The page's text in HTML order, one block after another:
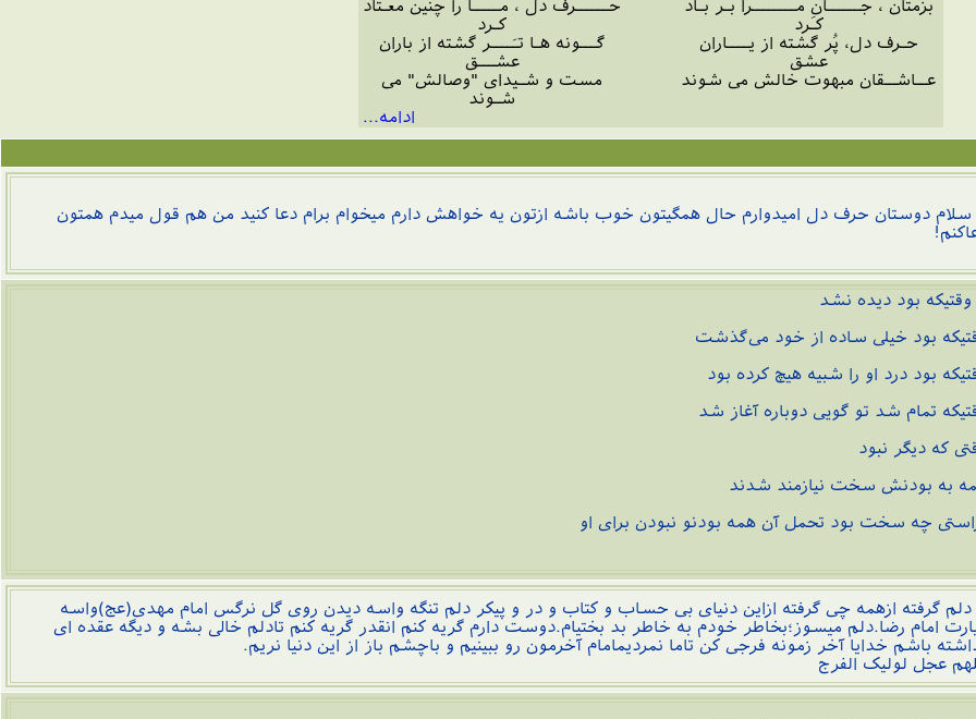
بزمتان ، جــــــانِ مــــــــرا بـر بـاد
كـرد
حــــــرف دل ، مـــــا را چنین معـتاد
كـرد
حـرف دل، پُر گشته از یــــاران
عشق
گـــونه هـا تـَــــر گشته از باران
عشـــق
عــاشــقان مبهوت خالش می شوند
مست و شـیدای "وصالش" می
شـوند
ادامه...
دوستان حرف دل امیدوارم حال همگیتون خوب باشه ازتون یه خواهش دارم میخوام برام دعا کنید من هم قول میدم همتون
بود دیده نشد
بود خیلی‌ ساده از خود می‌گذشت
بود درد او را شبیه هیچ کرده بود
تمام شد تو گویی دوباره آغاز شد
که دیگر نبود
به بودنش سخت نیازمند شدند
چه سخت بود تحمل آن همه بودنو نبودن برای او
گرفته ازهمه چی گرفته ازاین دنیای بی حساب و کتاب و در و پیکر دلم تنگه واسه دیدن روی گل نرگس امام مهدی(عج)واسه
امام رضا.دلم میسوز؛بخاطر خودم به خاطر بد بختیام.دوست دارم گریه کنم انقدر گریه کنم تادلم خالی بشه و دیگه عقده ای
باشم خدایا آخر زمونه فرجی کن تاما نمردیمامام آخرمون رو ببینیم و باچشم باز از این دنیا نریم.
عجل لولیک الفرج